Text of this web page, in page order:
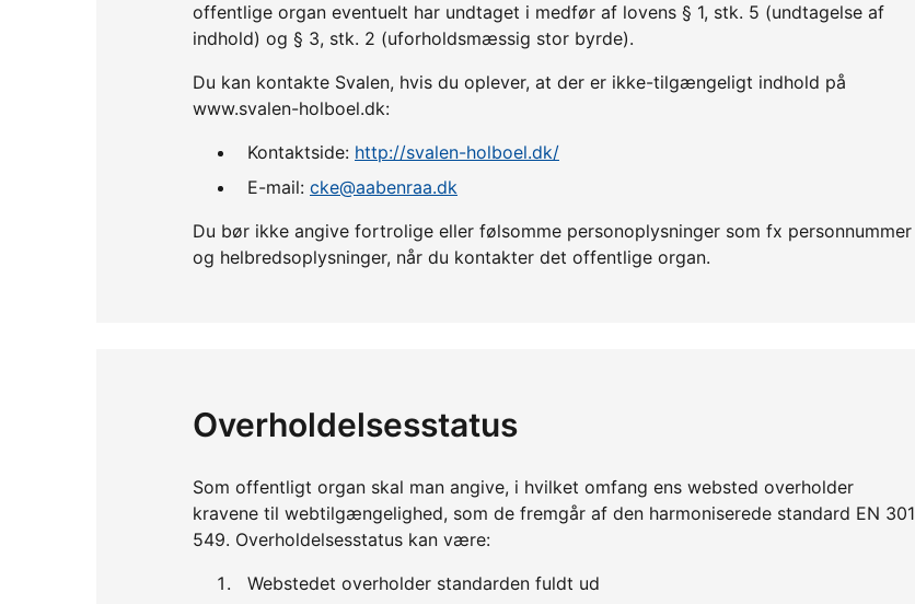
offentlige organ eventuelt har undtaget i medfør af lovens § 1, stk. 5 (undtagelse af
indhold) og § 3, stk. 2 (uforholdsmæssig stor byrde).
Du kan kontakte Svalen, hvis du oplever, at der er ikke-tilgængeligt indhold på
www.svalen-holboel.dk:
Kontaktside: http://svalen-holboel.dk/
E-mail: cke@aabenraa.dk
Du bør ikke angive fortrolige eller følsomme personoplysninger som fx personnummer
og helbredsoplysninger, når du kontakter det offentlige organ.
Overholdelsesstatus
Som offentligt organ skal man angive, i hvilket omfang ens websted overholder
kravene til webtilgængelighed, som de fremgår af den harmoniserede standard EN 301
549. Overholdelsesstatus kan være:
Webstedet overholder standarden fuldt ud